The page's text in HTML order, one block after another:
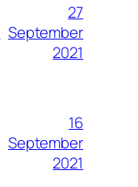
27
September
2021
16
September
2021